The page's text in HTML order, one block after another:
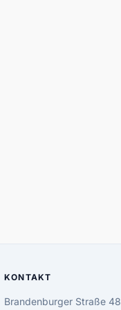
KONTAKT
Brandenburger Straße 48